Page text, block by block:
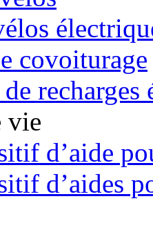
covoiturage
recharges
vie
d’aide
d’aides